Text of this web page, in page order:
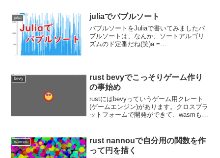
かには対応してません。進数変換方法
は？まずは、進数...
julia juliaでバブルソート
バブルソートをJuliaで書いてみましたバ
ブルソートは、なんか、ソートアルゴリ
ズムのド定番だね(笑)a =
bevy
rust bevyでこっそりゲーム作り
の事始め
rustにはbevyっていうゲーム用クレート
(ゲームエンジン)があります。クロスプラ
ットフォームで開発ができて、wasmもで
てるらしいので、そのあたり知りたい人
は、公...
nannou
rust nannouで自分用の関数を作
って円を描く